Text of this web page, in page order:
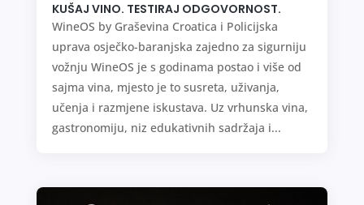
KUŠAJ VINO. TESTIRAJ ODGOVORNOST.
WineOS by Graševina Croatica i Policijska
uprava osječko-baranjska zajedno za sigurniju
vožnju WineOS je s godinama postao i više od
sajma vina, mjesto je to susreta, uživanja,
učenja i razmjene iskustava. Uz vrhunska vina,
gastronomiju, niz edukativnih sadržaja i...